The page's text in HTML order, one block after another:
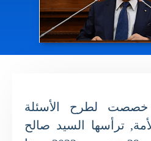
لطرح الأسئلة
ترأسها السيد صالح